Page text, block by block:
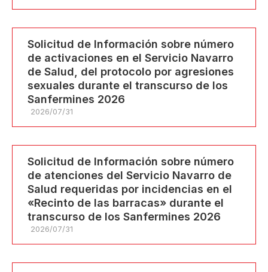
Solicitud de Información sobre número
de activaciones en el Servicio Navarro
de Salud, del protocolo por agresiones
sexuales durante el transcurso de los
Sanfermines 2026
2026/07/31
Solicitud de Información sobre número
de atenciones del Servicio Navarro de
Salud requeridas por incidencias en el
«Recinto de las barracas» durante el
transcurso de los Sanfermines 2026
2026/07/31